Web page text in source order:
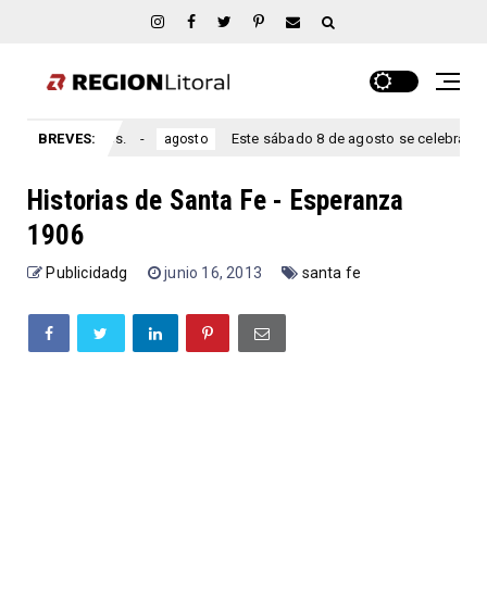
BREVES:
Ríos. agosto Este sábado 8 de agosto se celebra el
Historias de Santa Fe - Esperanza
1906
Publicidadg junio 16, 2013 santa fe